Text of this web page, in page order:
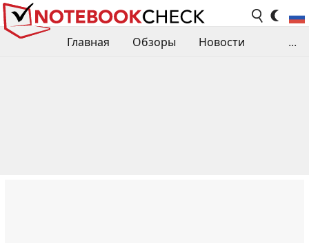
Главная Обзоры
Новости
...